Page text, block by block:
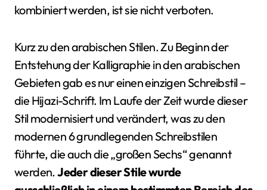
kombiniert werden, ist sie nicht verboten.
Kurz zu den arabischen Stilen. Zu Beginn der
Entstehung der Kalligraphie in den arabischen
Gebieten gab es nur einen einzigen Schreibstil –
die Hijazi-Schrift. Im Laufe der Zeit wurde dieser
Stil modernisiert und verändert, was zu den
modernen 6 grundlegenden Schreibstilen
führte, die auch die „großen Sechs“ genannt
werden.Jeder dieser Stile wurde